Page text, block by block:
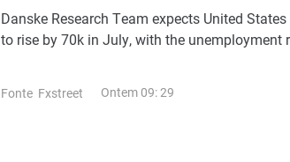
Danske Research Team expects United
to rise by 70k in July, with the unemployment
Fonte Fxstreet Ontem 09: 29